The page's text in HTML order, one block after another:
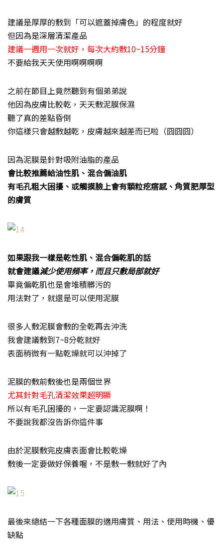
建議是厚厚的敷到「可以遮蓋掉膚色」的程度就好
但因為是深層清潔產品
建議一週用一次就好，每次大約敷10~15分鐘
不要給我天天使用啊啊啊啊
之前在節目上竟然聽到有個弟弟說
他因為皮膚比較乾，天天敷泥膜保濕
聽了真的差點昏倒
你這樣只會越敷越乾，皮膚越來越差而已啦（囧囧囧）
因為泥膜是針對吸附油脂的產品
會比較推薦給油性肌、混合偏油肌
有毛孔粗大困擾、或觸摸臉上會有顆粒疙瘩感、角質肥厚型
的膚質
如果跟我一樣是乾性肌、混合偏乾肌的話
就會建議減少使用頻率，而且只敷局部就好
畢竟偏乾肌也是會堆積髒污的
用法對了，就還是可以使用泥膜
很多人敷泥膜會敷的全乾再去沖洗
我會建議敷到7~8分乾就好
表面稍微有一點乾燥就可以沖掉了
泥膜的敷前敷後也是兩個世界
尤其針對毛孔清潔效果超明顯
所以有毛孔困擾的，一定要認識泥膜啊！
不要說我都沒告訴你這件事
由於泥膜敷完皮膚表面會比較乾燥
敷後一定要做好保養喔，不是敷一敷就好了內
最後來總結一下各種面膜的適用膚質、用法、使用時機、優
缺點